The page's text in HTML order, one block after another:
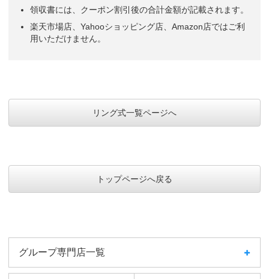
領収書には、クーポン割引後の合計金額が記載されます。
楽天市場店、Yahooショッピング店、Amazon店ではご利
用いただけません。
リング式一覧ページへ
トップページへ戻る
グループ専門店一覧